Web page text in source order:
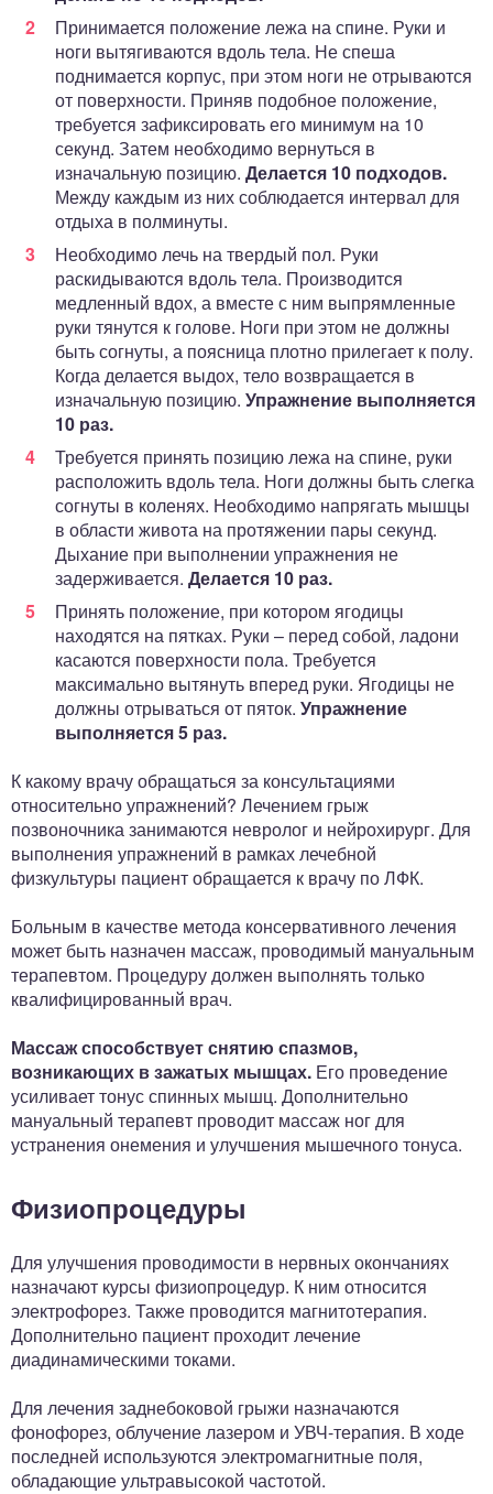
Принимается положение лежа на спине. Руки и
ноги вытягиваются вдоль тела. Не спеша
поднимается корпус, при этом ноги не отрываются
от поверхности. Приняв подобное положение,
требуется зафиксировать его минимум на 10
секунд. Затем необходимо вернуться в
изначальную позицию. Делается 10 подходов.
Между каждым из них соблюдается интервал для
отдыха в полминуты.
Необходимо лечь на твердый пол. Руки
раскидываются вдоль тела. Производится
медленный вдох, а вместе с ним выпрямленные
руки тянутся к голове. Ноги при этом не должны
быть согнуты, а поясница плотно прилегает к полу.
Когда делается выдох, тело возвращается в
изначальную позицию. Упражнение выполняется
10 раз.
Требуется принять позицию лежа на спине, руки
расположить вдоль тела. Ноги должны быть слегка
согнуты в коленях. Необходимо напрягать мышцы
в области живота на протяжении пары секунд.
Дыхание при выполнении упражнения не
задерживается. Делается 10 раз.
Принять положение, при котором ягодицы
находятся на пятках. Руки – перед собой, ладони
касаются поверхности пола. Требуется
максимально вытянуть вперед руки. Ягодицы не
должны отрываться от пяток. Упражнение
выполняется 5 раз.
К какому врачу обращаться за консультациями
относительно упражнений? Лечением грыж
позвоночника занимаются невролог и нейрохирург. Для
выполнения упражнений в рамках лечебной
физкультуры пациент обращается к врачу по ЛФК.
Больным в качестве метода консервативного лечения
может быть назначен массаж, проводимый мануальным
терапевтом. Процедуру должен выполнять только
квалифицированный врач.
Массаж способствует снятию спазмов,
возникающих в зажатых мышцах. Его проведение
усиливает тонус спинных мышц. Дополнительно
мануальный терапевт проводит массаж ног для
устранения онемения и улучшения мышечного тонуса.
Физиопроцедуры
Для улучшения проводимости в нервных окончаниях
назначают курсы физиопроцедур. К ним относится
электрофорез. Также проводится магнитотерапия.
Дополнительно пациент проходит лечение
диадинамическими токами.
Для лечения заднебоковой грыжи назначаются
фонофорез, облучение лазером и УВЧ-терапия. В ходе
последней используются электромагнитные поля,
обладающие ультравысокой частотой.